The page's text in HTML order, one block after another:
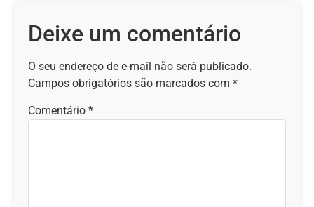
Deixe um comentário
O seu endereço de e-mail não será publicado.
Campos obrigatórios são marcados com *
Comentário *